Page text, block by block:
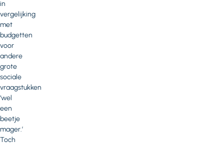
in
vergelijking
met
budgetten
voor
andere
grote
sociale
vraagstukken
‘wel
een
beetje
mager.’
Toch